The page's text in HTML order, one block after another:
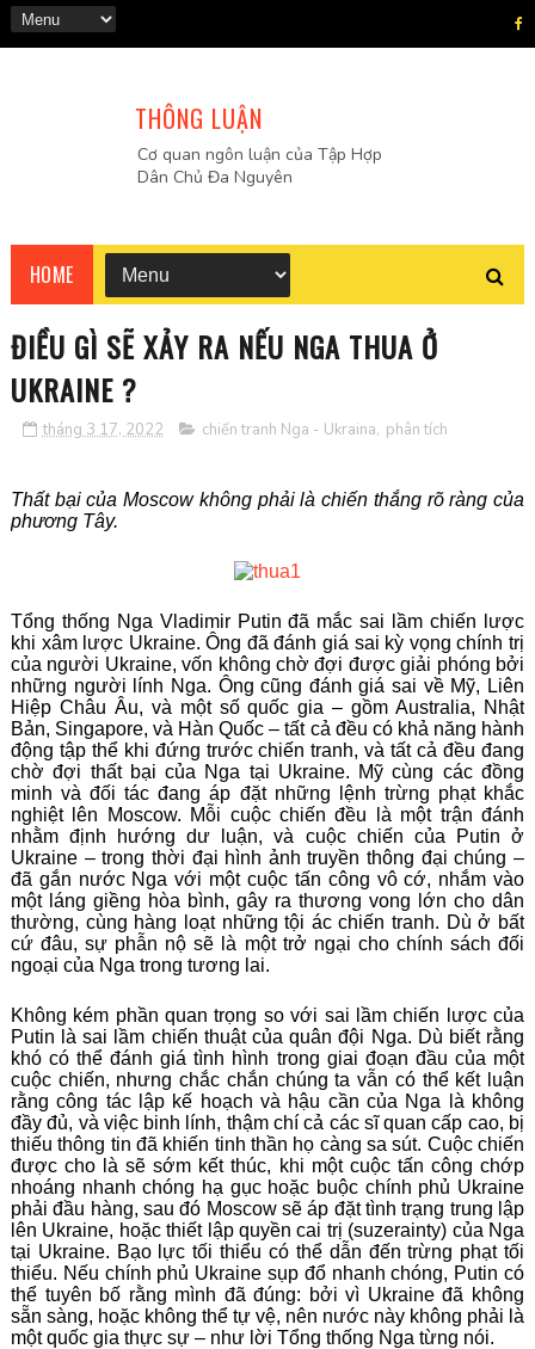
THÔNG LUẬN
Cơ quan ngôn luận của Tập Hợp
Dân Chủ Đa Nguyên
HOME
ĐIỀU GÌ SẼ XẢY RA NẾU NGA THUA Ở
UKRAINE ?
tháng 3 17, 2022 chiến tranh Nga - Ukraina, phân tích
Thất bại của Moscow không phải là chiến thắng rõ ràng của
phương Tây.
Tổng thống Nga Vladimir Putin đã mắc sai lầm chiến lược
khi xâm lược Ukraine. Ông đã đánh giá sai kỳ vọng chính trị
của người Ukraine, vốn không chờ đợi được giải phóng bởi
những người lính Nga. Ông cũng đánh giá sai về Mỹ, Liên
Hiệp Châu Âu, và một số quốc gia – gồm Australia, Nhật
Bản, Singapore, và Hàn Quốc – tất cả đều có khả năng hành
động tập thể khi đứng trước chiến tranh, và tất cả đều đang
chờ đợi thất bại của Nga tại Ukraine. Mỹ cùng các đồng
minh và đối tác đang áp đặt những lệnh trừng phạt khắc
nghiệt lên Moscow. Mỗi cuộc chiến đều là một trận đánh
nhằm định hướng dư luận, và cuộc chiến của Putin ở
Ukraine – trong thời đại hình ảnh truyền thông đại chúng –
đã gắn nước Nga với một cuộc tấn công vô cớ, nhắm vào
một láng giềng hòa bình, gây ra thương vong lớn cho dân
thường, cùng hàng loạt những tội ác chiến tranh. Dù ở bất
cứ đâu, sự phẫn nộ sẽ là một trở ngại cho chính sách đối
ngoại của Nga trong tương lai.
Không kém phần quan trọng so với sai lầm chiến lược của
Putin là sai lầm chiến thuật của quân đội Nga. Dù biết rằng
khó có thể đánh giá tình hình trong giai đoạn đầu của một
cuộc chiến, nhưng chắc chắn chúng ta vẫn có thể kết luận
rằng công tác lập kế hoạch và hậu cần của Nga là không
đầy đủ, và việc binh lính, thậm chí cả các sĩ quan cấp cao, bị
thiếu thông tin đã khiến tinh thần họ càng sa sút. Cuộc chiến
được cho là sẽ sớm kết thúc, khi một cuộc tấn công chớp
nhoáng nhanh chóng hạ gục hoặc buộc chính phủ Ukraine
phải đầu hàng, sau đó Moscow sẽ áp đặt tình trạng trung lập
lên Ukraine, hoặc thiết lập quyền cai trị (suzerainty) của Nga
tại Ukraine. Bạo lực tối thiểu có thể dẫn đến trừng phạt tối
thiểu. Nếu chính phủ Ukraine sụp đổ nhanh chóng, Putin có
thể tuyên bố rằng mình đã đúng: bởi vì Ukraine đã không
sẵn sàng, hoặc không thể tự vệ, nên nước này không phải là
một quốc gia thực sự – như lời Tổng thống Nga từng nói.